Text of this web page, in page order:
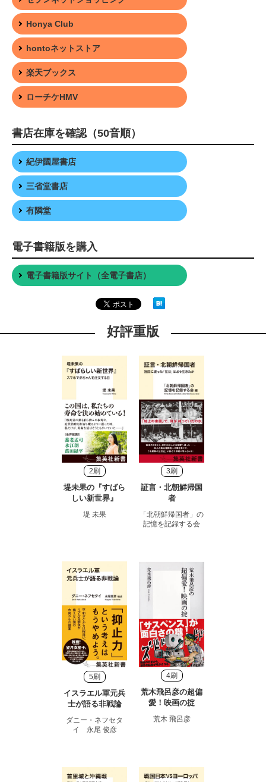
Honya Club
hontoネットストア
楽天ブックス
ローチケHMV
書店在庫を確認（50音順）
紀伊國屋書店
三省堂書店
有隣堂
電子書籍版を購入
電子書籍版サイト（全電子書店）
好評重版
2刷
堤未果の『すばら
しい新世界』
堤 未果
3刷
証言・北朝鮮帰国
者
「北朝鮮帰国者」の
記憶を記録する会
5刷
イスラエル軍元兵
士が語る非戦論
ダニー・ネフセタ
イ 永尾 俊彦
4刷
荒木飛呂彦の超偏
愛！映画の掟
荒木 飛呂彦